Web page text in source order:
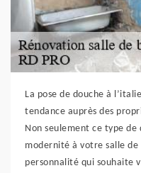
La pose de douche à
tendance auprès des
Non seulement ce type
modernité à votre salle
personnalité qui souhaite